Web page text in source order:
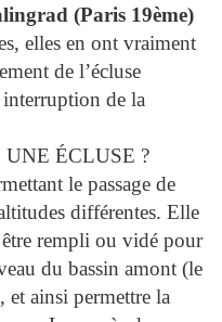
(Paris 19ème)
elles en ont vraiment
de l’écluse
de la
ÉCLUSE ?
le passage de
différentes. Elle
être rempli ou vidé pour
du bassin amont (le
et ainsi permettre la